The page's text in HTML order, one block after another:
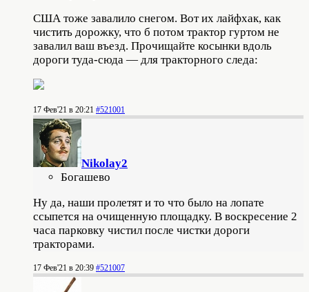
США тоже завалило снегом. Вот их лайфхак, как
чистить дорожку, что б потом трактор гуртом не
завалил ваш въезд. Прочищайте косынки вдоль
дороги туда-сюда — для тракторного следа:
17 Фев'21 в 20:21 #521001
Nikolay2
Богашево
Ну да, наши пролетят и то что было на лопате
ссыпется на очищенную площадку. В воскресение 2
часа парковку чистил после чистки дороги
тракторами.
17 Фев'21 в 20:39 #521007